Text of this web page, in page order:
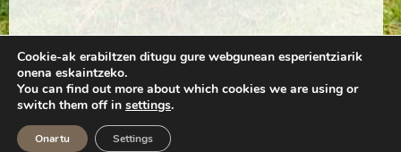
Cookie-ak erabiltzen ditugu gure webgunean esperientziarik
onena eskaintzeko.
You can find out more about which cookies we are using or
switch them off in settings.
Onartu Settings